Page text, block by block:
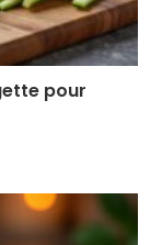
pour